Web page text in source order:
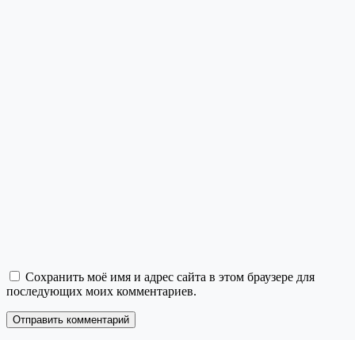
Сохранить моё имя и адрес сайта в этом браузере для
последующих моих комментариев.